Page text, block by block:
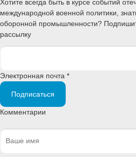
Хотите всегда быть в курсе событий
международной военной политики,
оборонной промышленности?
рассылку
Электронная почта *
Подписаться
Комментарии